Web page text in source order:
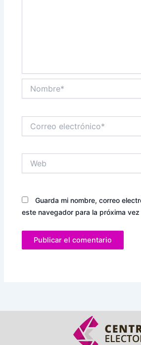
electrónico*
Guarda mi nombre, correo
este navegador para la próxima